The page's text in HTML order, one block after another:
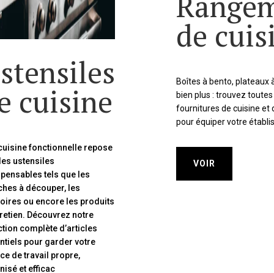
cuisine
fonctionnelle repose
ustensiles
tels que les
à découper, les
ou encore les produits
Découvrez notre
complète d’articles
pour garder votre
de travail propre,
et efficac
de
Boîtes à bento, plateaux
bien plus : trouvez toutes
fournitures de cuisine et
pour équiper votre
VOIR